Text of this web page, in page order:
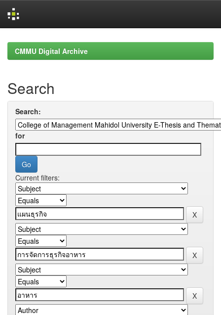
navigationCMMU Digital Archive
Search
Search:
for
Current filters: